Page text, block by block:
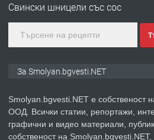
Свински шницели със сос
За Smolyan.bgvesti.NET
Smolyan.bgvesti.NET е
ООД. Всички статии, репортажи,
графични и видео материали,
собственост на